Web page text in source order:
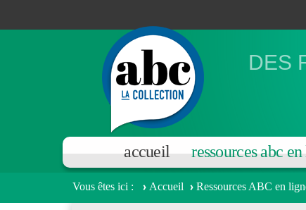
DES
accueil ressources abc
Vous êtes ici Accueil Ressources ABC en